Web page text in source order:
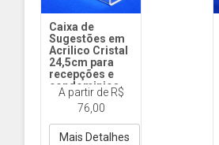
Caixa de
Sugestões em
Acrilico Cristal
24,5cm para
recepções e
condominios
ST164 24,5cm
Bolso 21x10 Acr
Cr
A partir de R$
76,00
Mais Detalhes